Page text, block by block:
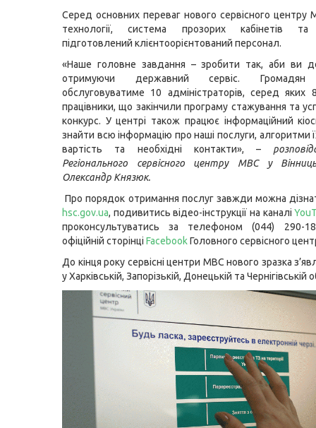
Серед основних переваг нового сервісного центру
технології, система прозорих кабінетів та
підготовлений клієнтоорієнтований персонал.
«Наше головне завдання – зробити так, аби ви
отримуючи державний сервіс. Громадян
обслуговуватиме 10 адміністраторів, серед
працівники, що закінчили програму стажування та
конкурс. У центрі також працює інформаційний
знайти всю інформацію про наші послуги, алгоритми
вартість та необхідні контакти», –
Регіонального сервісного центру МВС у
Олександр Князюк.
Про порядок отримання послуг завжди можна
hsc.gov.ua, подивитись відео-інструкції на каналі
проконсультуватись за телефоном (044) 290-
офіційній сторінці FacebookГоловного сервісного
До кінця року сервісні центри МВС нового зразка
у Харківській, Запорізькій, Донецькій та Чернігівській